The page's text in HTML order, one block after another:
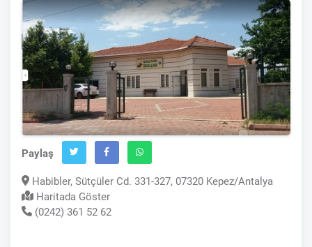
Paylaş
Habibler, Sütçüler Cd. 331-327, 07320 Kepez/Antalya
Haritada Göster
(0242) 361 52 62